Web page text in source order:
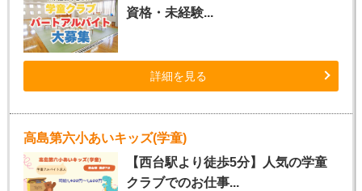
資格・未経験...
詳細を見る
高島第六小あいキッズ(学童)
【西台駅より徒歩5分】人気の学童
クラブでのお仕事...